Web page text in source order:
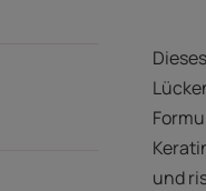
und